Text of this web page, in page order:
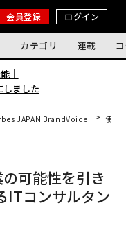
会員登録 ログイン
カテゴリ 連載
｜
しました
JAPAN BrandVoice 使命
可能性を引き
ITコンサルタン